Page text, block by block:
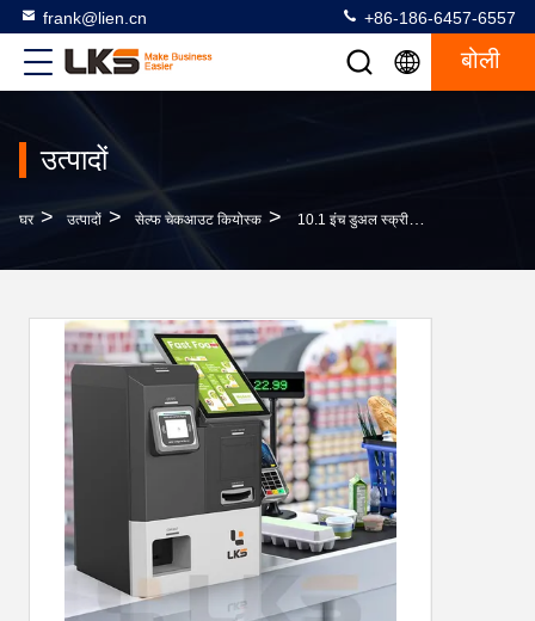
frank@lien.cn +86-186-6457-6557
बोली
उत्पादों
घर > उत्पादों > सेल्फ चेकआउट कियोस्क > 10.1 इंच डुअल स्क्रीन सेल्फ चेक आउट कियोस्क नकद सिक्का हैंडलिंग मशीन